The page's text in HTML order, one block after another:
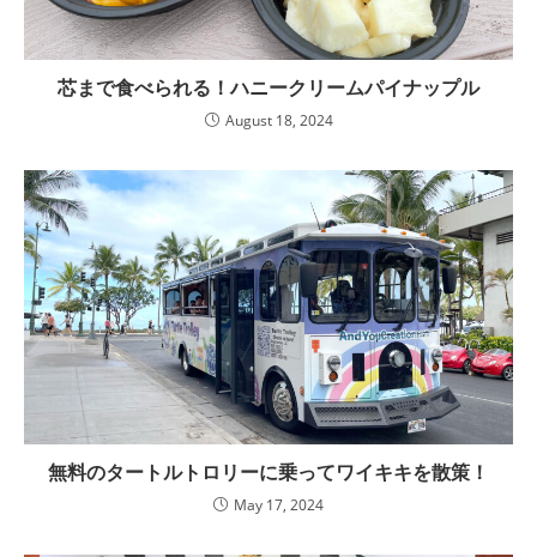
芯まで食べられる！ハニークリームパイナップル
August 18, 2024
無料のタートルトロリーに乗ってワイキキを散策！
May 17, 2024